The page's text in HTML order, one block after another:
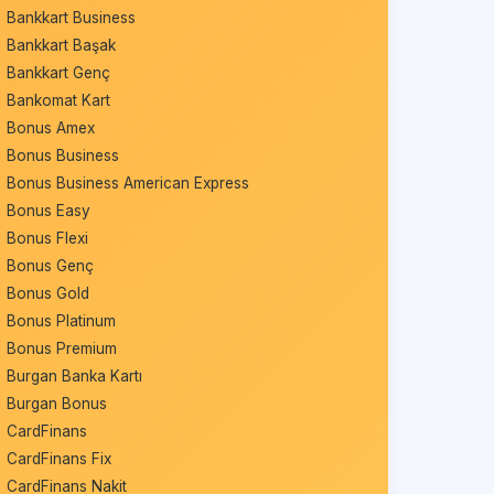
Bankkart Business
Bankkart Başak
Bankkart Genç
Bankomat Kart
Bonus Amex
Bonus Business
Bonus Business American Express
Bonus Easy
Bonus Flexi
Bonus Genç
Bonus Gold
Bonus Platinum
Bonus Premium
Burgan Banka Kartı
Burgan Bonus
CardFinans
CardFinans Fix
CardFinans Nakit